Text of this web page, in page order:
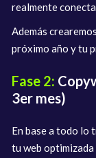
realmente
Además
próximo año y tu
Fase 2:
3er mes)
En base a todo lo
tu web